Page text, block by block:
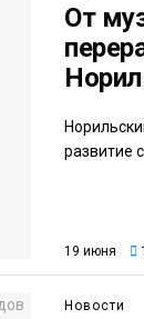
От
развитие
19 июня
Новости